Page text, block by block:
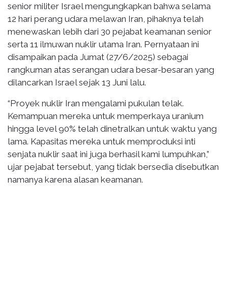
senior militer Israel mengungkapkan bahwa selama
12 hari perang udara melawan Iran, pihaknya telah
menewaskan lebih dari 30 pejabat keamanan senior
serta 11 ilmuwan nuklir utama Iran. Pernyataan ini
disampaikan pada Jumat (27/6/2025) sebagai
rangkuman atas serangan udara besar-besaran yang
dilancarkan Israel sejak 13 Juni lalu.
“Proyek nuklir Iran mengalami pukulan telak.
Kemampuan mereka untuk memperkaya uranium
hingga level 90% telah dinetralkan untuk waktu yang
lama. Kapasitas mereka untuk memproduksi inti
senjata nuklir saat ini juga berhasil kami lumpuhkan,”
ujar pejabat tersebut, yang tidak bersedia disebutkan
namanya karena alasan keamanan.